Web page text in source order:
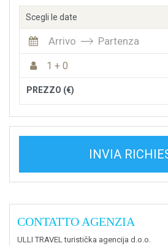
Scegli le date
Arrivo Partenza
1 + 0
PREZZO (€)
INVIA
CONTATTO AGENZIA
ULLI TRAVEL turistička agencija d.o.o.